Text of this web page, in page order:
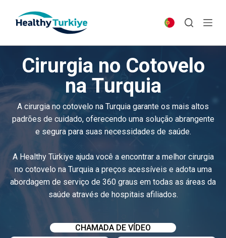
p
c
t
Cirurgia no Cotovelo
na Turquia
A cirurgia no cotovelo na Turquia garante os mais altos
padrões de cuidado, oferecendo uma solução abrangente
e segura para suas necessidades de saúde.
A Healthy Türkiye ajuda você a encontrar a melhor cirurgia
no cotovelo na Turquia a preços acessíveis e adota uma
abordagem de serviço de 360 graus em todas as áreas da
saúde através de hospitais afiliados.
CHAMADA DE VÍDEO